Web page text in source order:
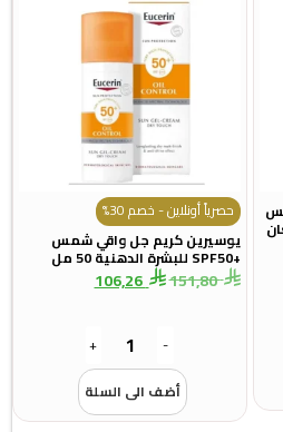
حصرياً أونلاين - خصم 30%
يوسيرين كريم جل واقي شمس
151,80
106,26
+
أضف الى السلة